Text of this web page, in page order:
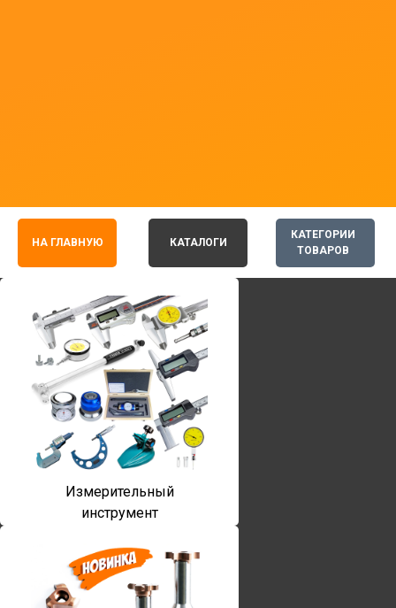
КАТЕГОРИИ
ТОВАРОВ
НА ГЛАВНУЮ КАТАЛОГИ
Измерительный
инструмент